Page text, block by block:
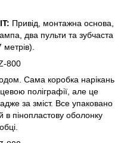
Привід, монтажна основа,
два пульти та зубчаста
Сама коробка нарікань
поліграфії, але це
за зміст. Все упаковано
пінопластову оболонку